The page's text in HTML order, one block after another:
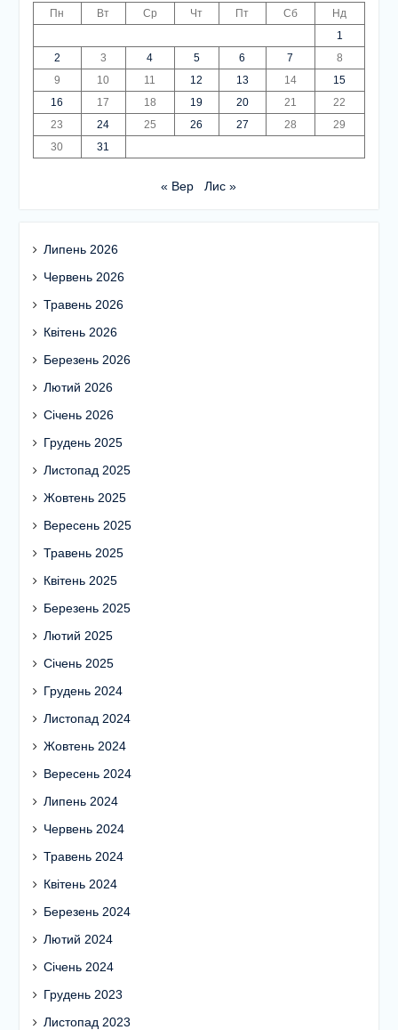
Пн Вт Ср Чт Пт Сб
Нд
1
2
3 4 5 6 7
8
9
10 11 12 13 14
15
16
17 18 19 20 21
22
23
24 25 26 27 28
29
30
31
« Вер Лис »
Липень 2026
Червень 2026
Травень 2026
Квітень 2026
Березень 2026
Лютий 2026
Січень 2026
Грудень 2025
Листопад 2025
Жовтень 2025
Вересень 2025
Травень 2025
Квітень 2025
Березень 2025
Лютий 2025
Січень 2025
Грудень 2024
Листопад 2024
Жовтень 2024
Вересень 2024
Липень 2024
Червень 2024
Травень 2024
Квітень 2024
Березень 2024
Лютий 2024
Січень 2024
Грудень 2023
Листопад 2023